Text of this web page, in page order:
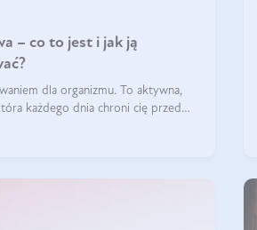
– co to jest i jak ją
dla organizmu. To aktywna,
każdego dnia chroni cię przed
jej kluczowych elementów jest